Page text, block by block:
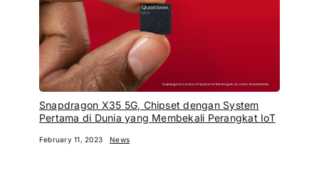
Snapdragon X35 5G, Chipset dengan System
Pertama di Dunia yang Membekali Perangkat IoT
February 11, 2023 News